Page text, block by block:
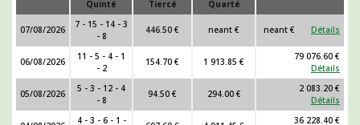
Quinté
Tiercé
Quarté
07/08/2026
7 - 15 - 14 - 3
- 8
446.50 € neant € neant € Détails
06/08/2026
11 - 5 - 4 - 1
- 2
154.70 € 1 913.85 €
79 076.60 €
Détails
05/08/2026
5 - 3 - 12 - 4
- 8
94.50 € 294.00 €
2 083.20 €
Détails
4 - 3 - 6 - 1 -
36 228.40 €